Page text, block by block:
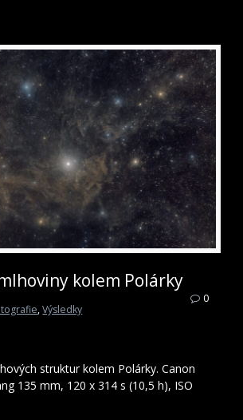
kolem Polárky
,Výsledky
0
struktur kolem Polárky. Canon
135 mm, 120 x 314 s (10,5 h), ISO